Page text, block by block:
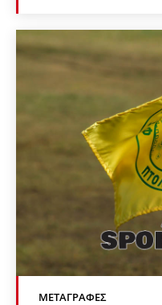
ΜΕΤΑΓΡΑΦΈΣ